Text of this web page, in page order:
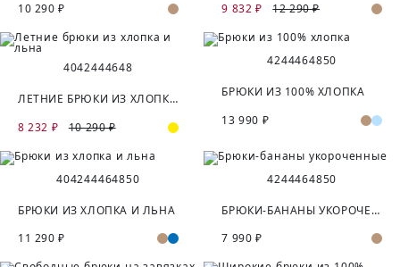
10 290 ₽
9 832 ₽
12 290 ₽
4042444648
ЛЕТНИЕ БРЮКИ ИЗ ХЛОПКА И ЛЬНА
8 232 ₽
10 290 ₽
4244464850
БРЮКИ ИЗ 100% ХЛОПКА
13 990 ₽
404244464850
БРЮКИ ИЗ ХЛОПКА И ЛЬНА
11 290 ₽
4244464850
БРЮКИ-БАНАНЫ УКОРОЧЕННЫЕ
7 990 ₽